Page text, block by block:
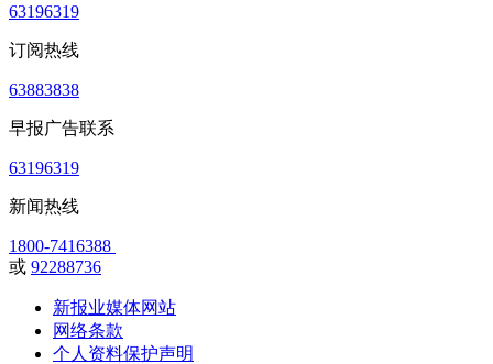
63196319
订阅热线
63883838
早报广告联系
63196319
新闻热线
1800-7416388
或 92288736
新报业媒体网站
网络条款
个人资料保护声明